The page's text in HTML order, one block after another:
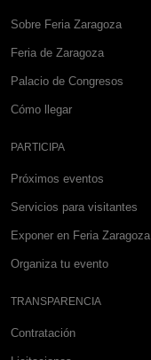
Sobre Feria Zaragoza
Feria de Zaragoza
Palacio de Congresos
Cómo llegar
PARTICIPA
Próximos eventos
Servicios para visitantes
Exponer en Feria Zaragoza
Organiza tu evento
TRANSPARENCIA
Contratación